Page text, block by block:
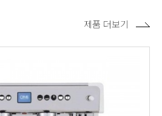
제품 더보기